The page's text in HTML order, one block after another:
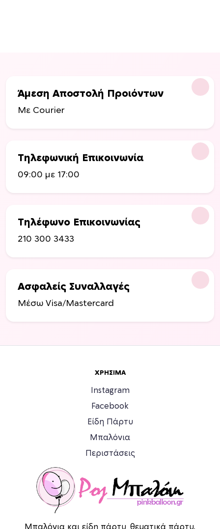
Άμεση Αποστολή Προιόντων
Με Courier
Τηλεφωνική Επικοινωνία
09:00 με 17:00
Τηλέφωνο Επικοινωνίας
210 300 3433
Ασφαλείς Συναλλαγές
Μέσω Visa/Mastercard
ΧΡΉΣΙΜΑ
Instagram
Facebook
Είδη Πάρτυ
Μπαλόνια
Περιστάσεις
Μπαλόνια και είδη πάρτυ, θεματικά πάρτυ.